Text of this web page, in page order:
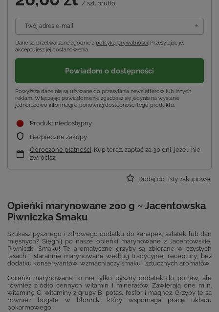
/ szt. brutto
Twój adres e-mail
Dane są przetwarzane zgodnie z polityką prywatności. Przesyłając je,
akceptujesz jej postanowienia.
Powiadom o dostępności
Powyższe dane nie są używane do przesyłania newsletterów lub innych
reklam. Włączając powiadomienie zgadzasz się jedynie na wysłanie
jednorazowo informacji o ponownej dostępności tego produktu.
Produkt niedostępny
Bezpieczne zakupy
Odroczone płatności. Kup teraz, zapłać za 30 dni, jeżeli nie
zwrócisz.
Dodaj do listy zakupowej
Opieńki marynowane 200 g ~ Jacentowska
Piwniczka Smaku
Szukasz pysznego i zdrowego dodatku do kanapek, sałatek lub dań
mięsnych? Sięgnij po nasze opieńki marynowane z Jacentowskiej
Piwniczki Smaku! Te aromatyczne grzyby są zbierane w czystych
lasach i starannie marynowane według tradycyjnej receptury, bez
dodatku konserwantów, wzmacniaczy smaku i sztucznych aromatów.
Opieńki marynowane to nie tylko pyszny dodatek do potraw, ale
również źródło cennych witamin i minerałów. Zawierają one m.in.
witaminę C, witaminy z grupy B, potas, fosfor i magnez. Grzyby te są
również bogate w błonnik, który wspomaga pracę układu
pokarmowego.